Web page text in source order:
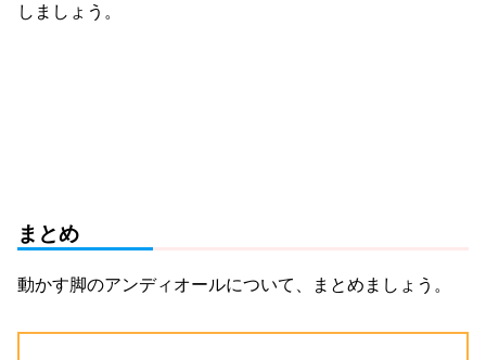
しましょう。
まとめ
動かす脚のアンディオールについて、まとめましょう。